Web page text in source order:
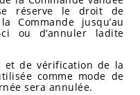
réserve le droit de
Commande jusqu’au
ou d’annuler ladite
et de vérification de la
comme mode de
sera annulée.